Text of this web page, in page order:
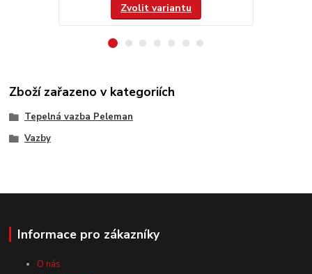
Zvolit variantu
Zboží zařazeno v kategoriích
Tepelná vazba Peleman
Vazby
Informace pro zákazníky
O nás